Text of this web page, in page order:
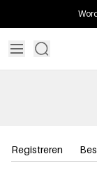
Registreren